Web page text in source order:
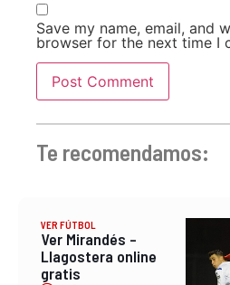
Save my name, email, and
browser for the next time I
Te recomendamos:
VER FÚTBOL
Ver Mirandés –
Llagostera online
gratis